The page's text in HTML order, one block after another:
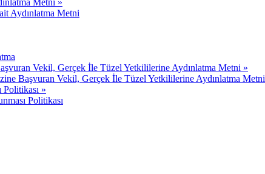
Metni »
Aydınlatma Metni
Vekil, Gerçek İle Tüzel Yetkililerine Aydınlatma Metni »
Başvuran Vekil, Gerçek İle Tüzel Yetkililerine Aydınlatma Metni
»
Politikası